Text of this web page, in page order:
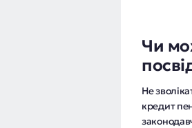
Чи
Не
кредит